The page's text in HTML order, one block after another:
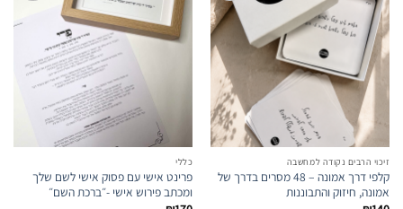
הוספה
לרשימת
המועדפים
זיכוי הרבים נקודה למחשבה
קלפי דרך אמונה – 48 מסרים בדרך של
אמונה, חיזוק והתבוננות
לרשימת
המועדפים
כללי
פרינט אישי עם פסוק אישי לשם שלך
ומכתב פירוש אישי -״ברכת השם״